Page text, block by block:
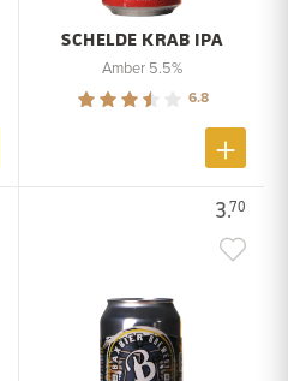
SCHELDE KRAB IPA
Amber 5.5%
6.8
3.70